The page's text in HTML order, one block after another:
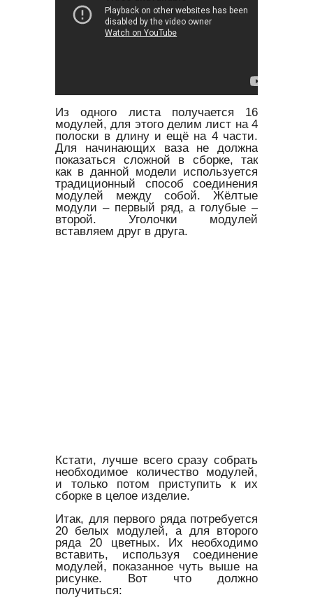
Из одного листа получается 16
модулей, для этого делим лист на 4
полоски в длину и ещё на 4 части.
Для начинающих ваза не должна
показаться сложной в сборке, так
как в данной модели используется
традиционный способ соединения
модулей между собой. Жёлтые
модули – первый ряд, а голубые –
второй. Уголочки модулей
вставляем друг в друга.
Кстати, лучше всего сразу собрать
необходимое количество модулей,
и только потом приступить к их
сборке в целое изделие.
Итак, для первого ряда потребуется
20 белых модулей, а для второго
ряда 20 цветных. Их необходимо
вставить, используя соединение
модулей, показанное чуть выше на
рисунке. Вот что должно
получиться: